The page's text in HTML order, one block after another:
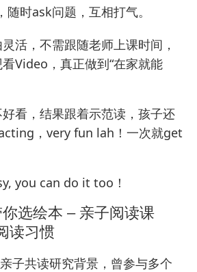
随时ask问题，互相打气。
活，不需跟随老师上课时间，
Video，真正做到“在家就能
看，结果跟着示范读，孩子还
，very fun lah！一次就get
you can do it too！
选绘本 – 亲子阅读课
读习惯
子共读研究背景，曾参与多个